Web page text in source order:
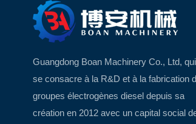
Guangdong Boan Machinery Co., Ltd, qui
se consacre à la R&D et à la fabrication
groupes électrogènes diesel depuis sa
création en 2012 avec un capital social